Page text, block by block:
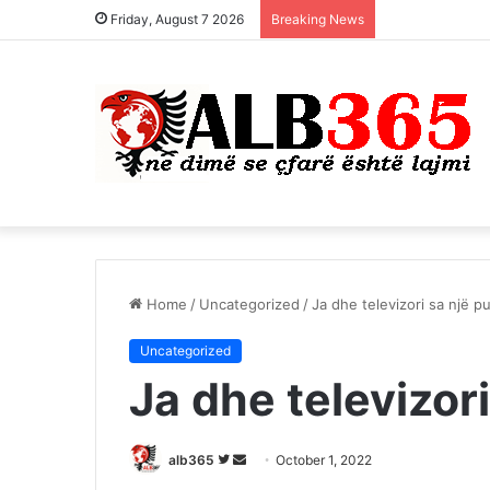
Friday, August 7 2026 Breaking News
Home / Uncategorized /Ja dhe televizori sa një
Uncategorized
Ja dhe
alb365
Follow
SendOctober 1, 2022